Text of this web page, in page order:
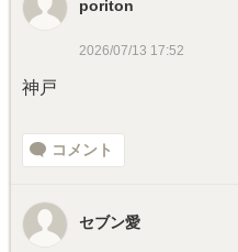
poriton
2026/07/13 17:52
神戸
コメント
セブン愛